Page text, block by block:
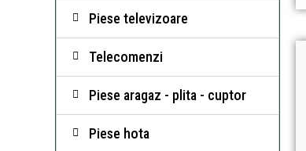
Piese televizoare
Telecomenzi
Piese aragaz - plita - cuptor
Piese hota